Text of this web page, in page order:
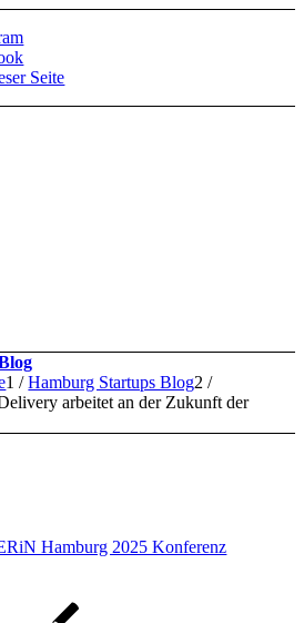
Seite
Hamburg 2025 Konferenz
1 / Hamburg Startups Blog2 /
arbeitet an der Zukunft der